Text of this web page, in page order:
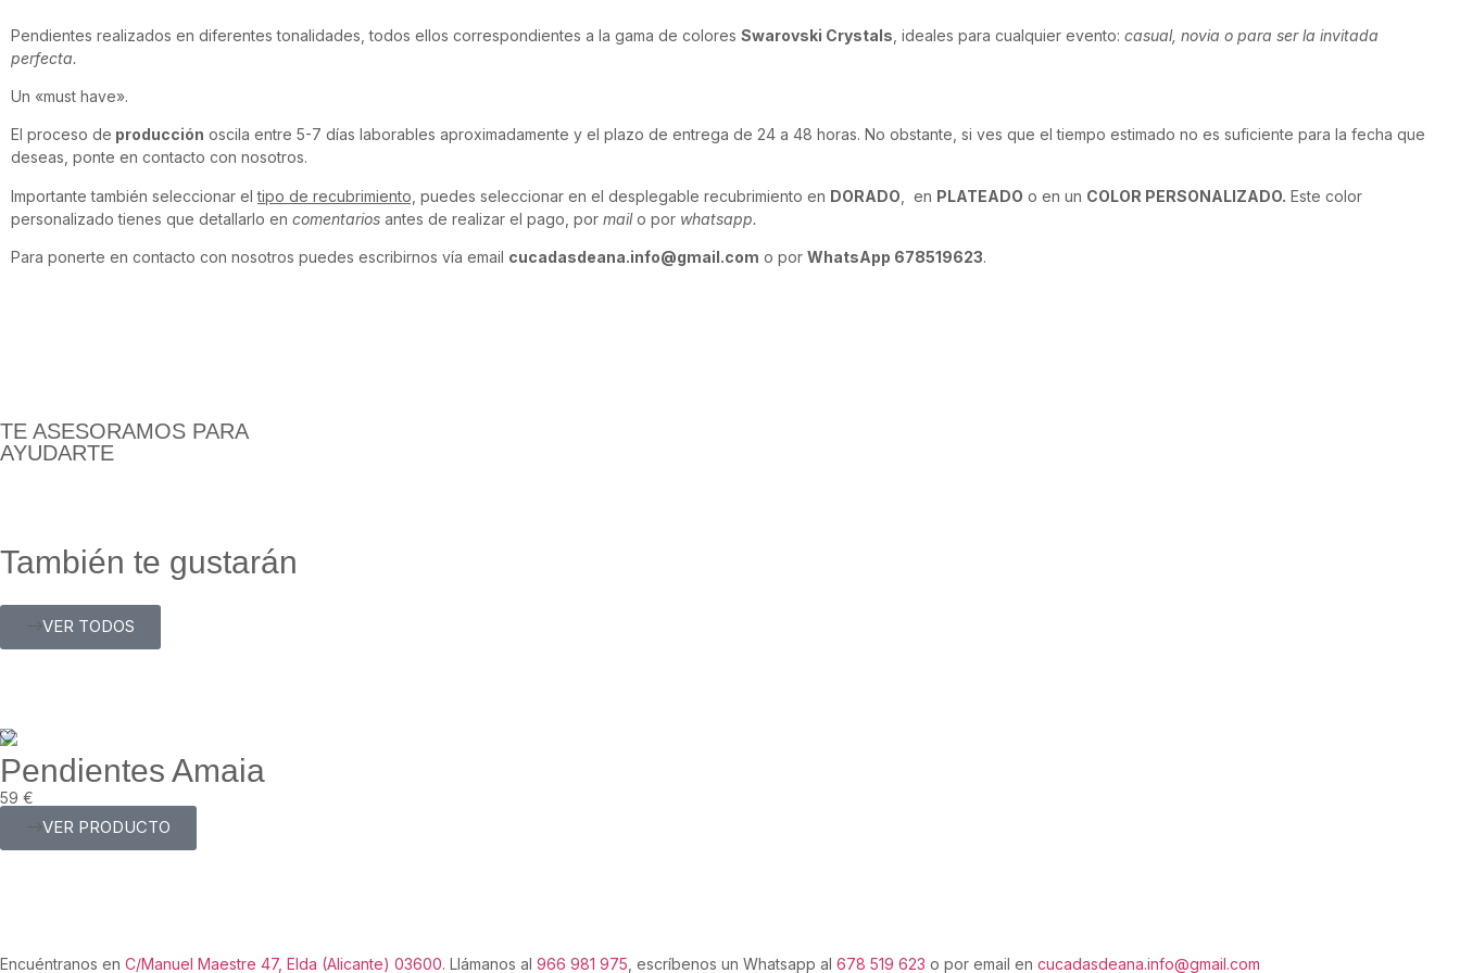
Pendientes realizados en diferentes tonalidades, todos ellos correspondientes a la gama de colores Swarovski Crystals , ideales para cualquier evento: casual, novia o para ser la invitada
perfecta.
Un «must have».
El proceso de producción oscila entre 5-7 días laborables aproximadamente y el plazo de entrega de 24 a 48 horas. No obstante, si ves que el tiempo estimado no es suficiente para la fecha que
deseas, ponte en contacto con nosotros.
Importante también seleccionar eltipo de recubrimiento, puedes seleccionar en el desplegable recubrimiento en DORADO , en PLATEADO o en un COLOR PERSONALIZADO. Este color
personalizado tienes que detallarlo en comentarios antes de realizar el pago, por mailo por whatsapp.
Para ponerte en contacto con nosotros puedes escribirnos vía email cucadasdeana.info@gmail.com o por WhatsApp 678519623.
TE ASESORAMOS PARA
AYUDARTE
También te gustarán
VER TODOS
Pendientes Amaia
59 €
VER PRODUCTO
Encuéntranos en C/Manuel Maestre 47, Elda (Alicante) 03600. Llámanos al 966 981 975 , escríbenos un Whatsapp al 678 519 623 o por email en cucadasdeana.info@gmail.com